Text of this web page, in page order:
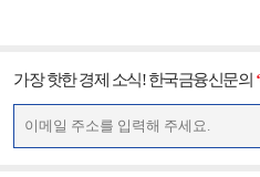
가장 핫한 경제 소식! 한국금융신문의